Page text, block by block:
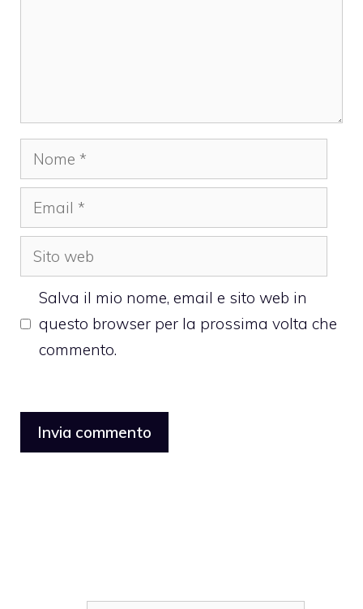
Nome
Email
Sito
web
Salva il mio nome, email e sito web in
questo browser per la prossima volta che
commento.